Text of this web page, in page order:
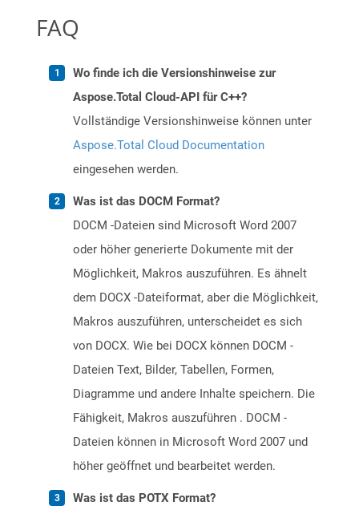
FAQ
Wo finde ich die Versionshinweise zur
Aspose.Total Cloud-API für C++?
Vollständige Versionshinweise können unter
Aspose.Total Cloud Documentation
eingesehen werden.
Was ist das DOCM Format?
DOCM -Dateien sind Microsoft Word 2007
oder höher generierte Dokumente mit der
Möglichkeit, Makros auszuführen. Es ähnelt
dem DOCX -Dateiformat, aber die Möglichkeit,
Makros auszuführen, unterscheidet es sich
von DOCX. Wie bei DOCX können DOCM -
Dateien Text, Bilder, Tabellen, Formen,
Diagramme und andere Inhalte speichern. Die
Fähigkeit, Makros auszuführen . DOCM -
Dateien können in Microsoft Word 2007 und
höher geöffnet und bearbeitet werden.
Was ist das POTX Format?